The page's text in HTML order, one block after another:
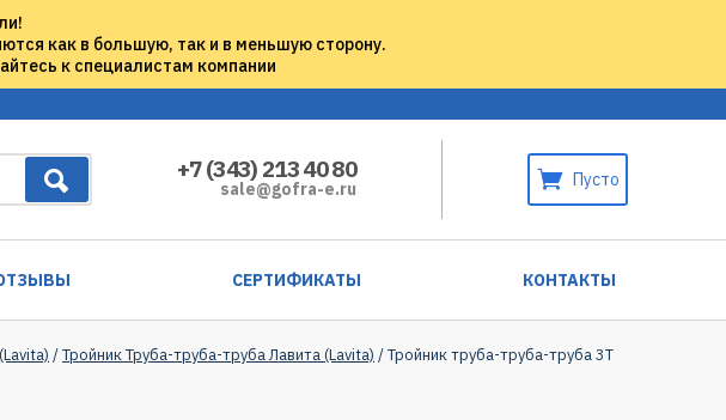
как в большую, так и в меньшую сторону.
к специалистам компании
+7 (343) 213 40 80
sale@gofra-e.ru Пусто
СЕРТИФИКАТЫ КОНТАКТЫ
/Тройник Труба-труба-труба Лавита (Lavita) / Тройник труба-труба-труба 3T